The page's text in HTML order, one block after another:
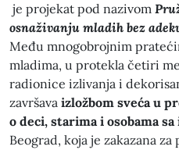
je projekat pod nazivom
osnaživanju mladih bez
Među mnogobrojnim
mladima, u protekla četiri
radionice izlivanja i
završava izložbom sveća u
o deci, starima i osobama
Beograd, koja je zakazana za